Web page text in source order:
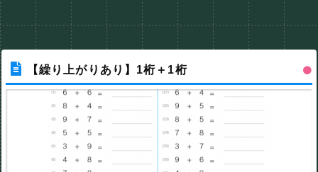
【繰り上がりあり】1桁＋1桁